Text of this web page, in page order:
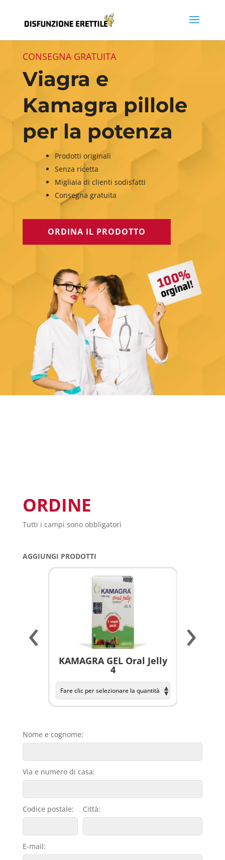
CONSEGNA GRATUITA
Viagra e
Kamagra pillole
per la potenza
Prodotti originali
Senza ricetta
Migliaia di clienti sodisfatti
Consegna gratuita
ORDINA IL PRODOTTO
ORDINE
Tutti i campi sono obbligatori
AGGIUNGI PRODOTTI
KAMAGRA GEL Oral Jelly
4
‹ ›
Nome e cognome:
Via e numero di casa:
Codice postale: Città:
E-mail: